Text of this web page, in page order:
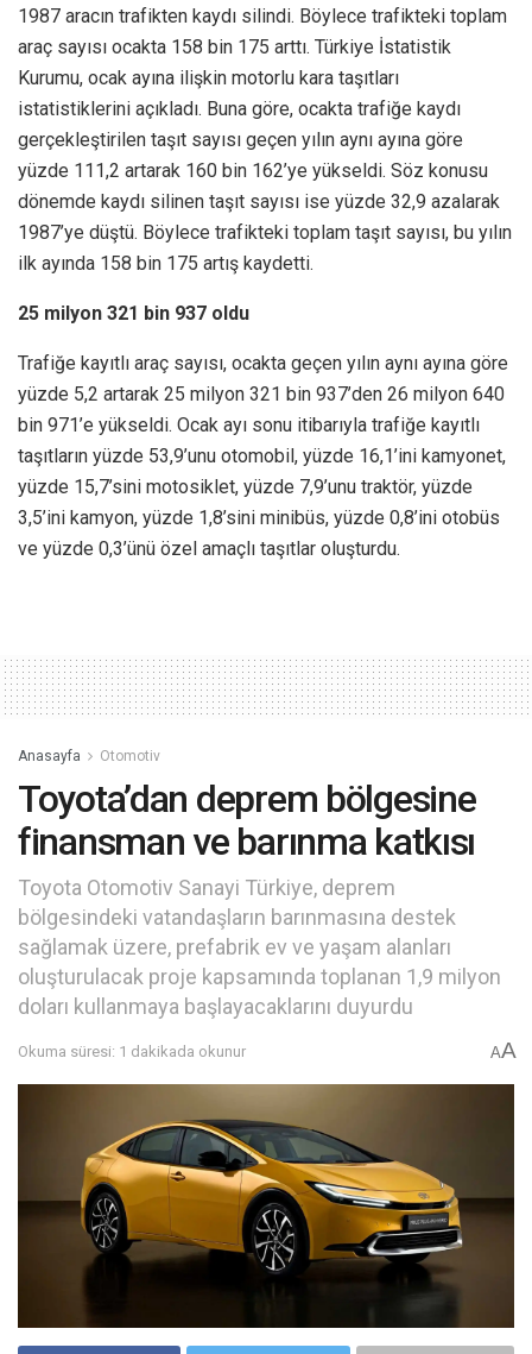
1987 aracın trafikten kaydı silindi. Böylece trafikteki toplam
araç sayısı ocakta 158 bin 175 arttı. Türkiye İstatistik
Kurumu, ocak ayına ilişkin motorlu kara taşıtları
istatistiklerini açıkladı. Buna göre, ocakta trafiğe kaydı
gerçekleştirilen taşıt sayısı geçen yılın aynı ayına göre
yüzde 111,2 artarak 160 bin 162’ye yükseldi. Söz konusu
dönemde kaydı silinen taşıt sayısı ise yüzde 32,9 azalarak
1987’ye düştü. Böylece trafikteki toplam taşıt sayısı, bu yılın
ilk ayında 158 bin 175 artış kaydetti.
25 milyon 321 bin 937 oldu
Trafiğe kayıtlı araç sayısı, ocakta geçen yılın aynı ayına göre
yüzde 5,2 artarak 25 milyon 321 bin 937’den 26 milyon 640
bin 971’e yükseldi. Ocak ayı sonu itibarıyla trafiğe kayıtlı
taşıtların yüzde 53,9’unu otomobil, yüzde 16,1’ini kamyonet,
yüzde 15,7’sini motosiklet, yüzde 7,9’unu traktör, yüzde
3,5’ini kamyon, yüzde 1,8’sini minibüs, yüzde 0,8’ini otobüs
ve yüzde 0,3’ünü özel amaçlı taşıtlar oluşturdu.
Anasayfa Otomotiv
Toyota’dan deprem bölgesine
finansman ve barınma katkısı
Toyota Otomotiv Sanayi Türkiye, deprem
bölgesindeki vatandaşların barınmasına destek
sağlamak üzere, prefabrik ev ve yaşam alanları
oluşturulacak proje kapsamında toplanan 1,9 milyon
doları kullanmaya başlayacaklarını duyurdu
Okuma süresi: 1 dakikada okunur AA